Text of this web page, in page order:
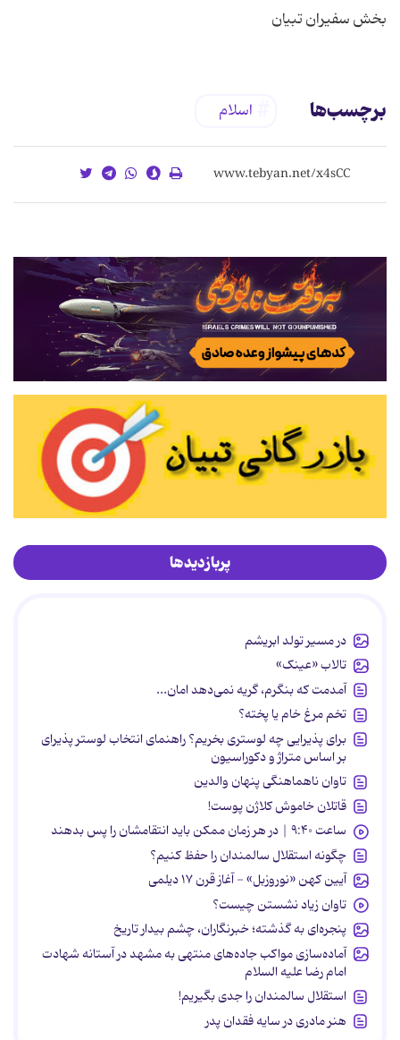
بخش سفیران تبیان
برچسب‌ها اسلام
پربازدیدها
در مسیر تولد ابریشم
تالاب «عینک»
آمدمت که بنگرم، گریه نمی‌دهد امان...
تخم مرغ خام یا پخته؟
برای پذیرایی چه لوستری بخریم؟ راهنمای انتخاب لوستر پذیرای
بر اساس متراژ و دکوراسیون
تاوان ناهماهنگی پنهان والدین
قاتلان خاموش کلاژن پوست!
ساعت ۹:۴۰ | در هر زمان ممکن باید انتقامشان را پس بدهند
چگونه استقلال سالمندان را حفظ کنیم؟
آیین کهن «نوروزبل» - آغاز قرن ۱۷ دیلمی
تاوان زیاد نشستن چیست؟
پنجره‌ای به گذشته؛ خبرنگاران، چشم بیدار تاریخ
آماده‌سازی مواکب جاده‌های منتهی به مشهد در آستانه شهادت
امام رضا علیه السلام
استقلال سالمندان را جدی بگیریم!
هنر مادری در سایه‌ فقدان پدر